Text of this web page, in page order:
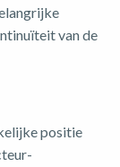
van de
positie